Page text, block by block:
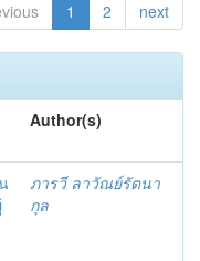
1 2 next
Author(s)
ภารวี ลาวัณย์รัตนา
กุล